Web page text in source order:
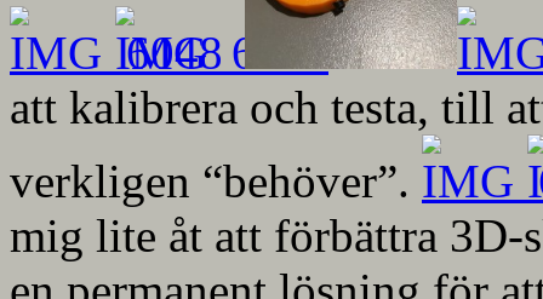
att kalibrera och testa, till
verkligen “behöver”.
mig lite åt att förbättra 3D-